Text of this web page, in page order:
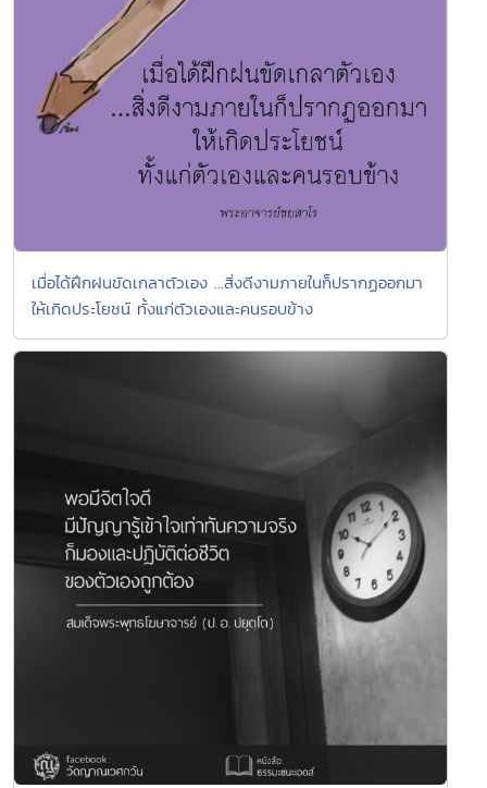
เมื่อได้ฝึกฝนขัดเกลาตัวเอง ...สิ่งดีงามภายในก็ปรากฏออกมา
ให้เกิดประโยชน์ ทั้งแก่ตัวเองและคนรอบข้าง